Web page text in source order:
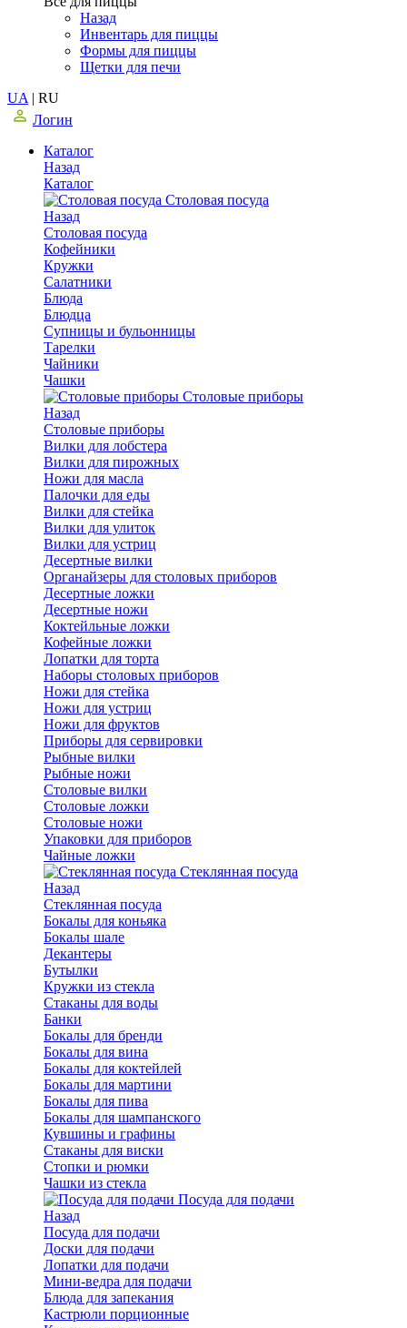
Назад
Инвентарь для пиццы
Формы для пиццы
Щетки для печи
UA | RU
Логин
Каталог
Назад
Каталог
Столовая посуда
Назад
Столовая посуда
Кофейники
Кружки
Салатники
Блюда
Блюдца
Супницы и бульонницы
Тарелки
Чайники
Чашки
Cтоловые приборы
Назад
Cтоловые приборы
Вилки для лобстера
Вилки для пирожных
Ножи для масла
Палочки для еды
Вилки для стейка
Вилки для улиток
Вилки для устриц
Десертные вилки
Органайзеры для столовых приборов
Десертные ложки
Десертные ножи
Коктейльные ложки
Кофейные ложки
Лопатки для торта
Наборы столовых приборов
Ножи для стейка
Ножи для устриц
Ножи для фруктов
Приборы для сервировки
Рыбные вилки
Рыбные ножи
Столовые вилки
Столовые ложки
Столовые ножи
Упаковки для приборов
Чайные ложки
Стеклянная посуда
Назад
Стеклянная посуда
Бокалы для коньяка
Бокалы шале
Декантеры
Бутылки
Кружки из стекла
Стаканы для воды
Банки
Бокалы для бренди
Бокалы для вина
Бокалы для коктейлей
Бокалы для мартини
Бокалы для пива
Бокалы для шампанского
Кувшины и графины
Стаканы для виски
Стопки и рюмки
Чашки из стекла
Посуда для подачи
Назад
Посуда для подачи
Доски для подачи
Лопатки для подачи
Мини-ведра для подачи
Блюда для запекания
Кастрюли порционные